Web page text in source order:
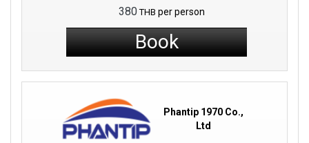
380 THB per person
Book
Phantip 1970 Co.,
Ltd